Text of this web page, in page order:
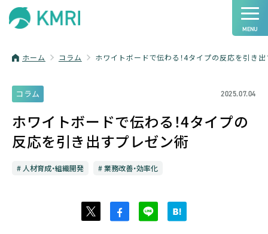
ホーム コラム ホワイトボードで伝わる！4タイプの反応を引き
コラム 2025.07.04
ホワイトボードで伝わる！4タイプの
反応を引き出すプレゼン術
人材育成・組織開発 業務改善・効率化